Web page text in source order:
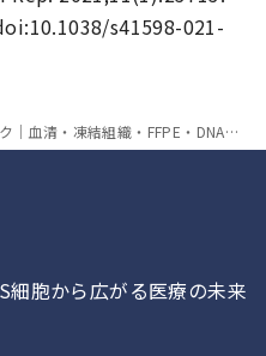
s41598-021-
清・凍結組織・FFPE・DNA・RNA
細胞から広がる医療の未来